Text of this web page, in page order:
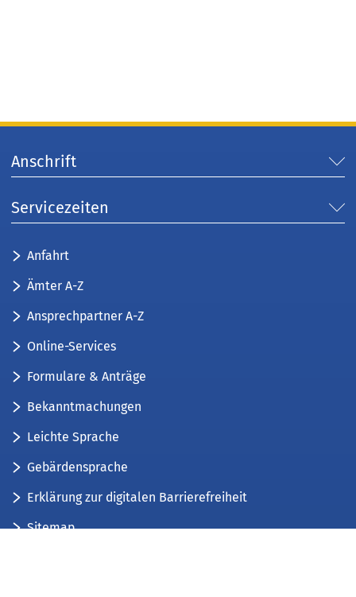
Anschrift
Servicezeiten
Anfahrt
Ämter A-Z
Ansprechpartner A-Z
Online-Services
Formulare & Anträge
Bekanntmachungen
Leichte Sprache
Gebärdensprache
Erklärung zur digitalen Barrierefreiheit
Sitemap